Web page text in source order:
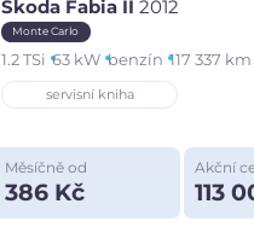
Škoda Fabia II 2012
Monte Carlo
1.2 TSi 63 kW benzín 117 337 km
servisní kniha
Měsíčně od
386 Kč
Akční
113